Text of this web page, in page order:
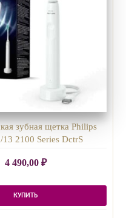
зубная щетка Philips
2100 Series DctrS
4 490,00 ₽
КУПИТЬ